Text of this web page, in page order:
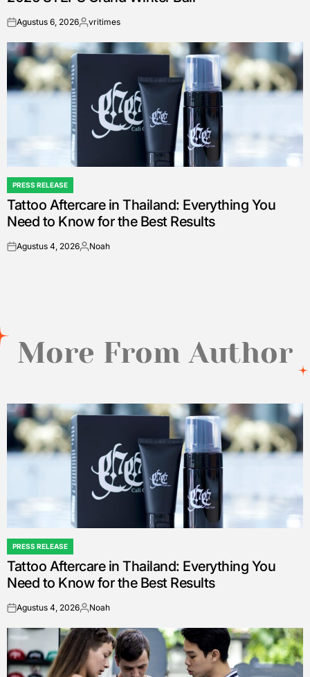
onAgustus 6, 2026Posted
vritimes
POSTED
IN
PRESS RELEASE
Tattoo Aftercare in Thailand: Everything You
Need to Know for the Best Results
onAgustus 4, 2026Posted
Noah
More From Author
POSTED
IN
PRESS RELEASE
Tattoo Aftercare in Thailand: Everything You
Need to Know for the Best Results
onAgustus 4, 2026Posted
Noah